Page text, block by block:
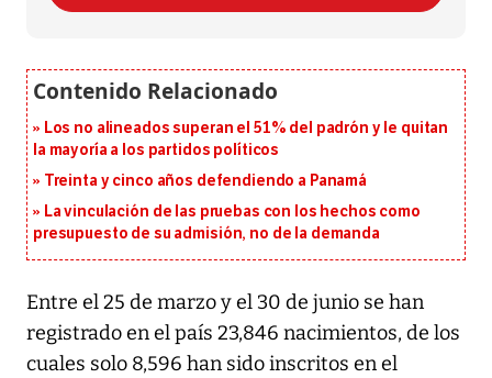
Los no alineados superan el 51% del padrón y le quitan
la mayoría a los partidos políticos
Treinta y cinco años defendiendo a Panamá
La vinculación de las pruebas con los hechos como
presupuesto de su admisión, no de la demanda
Entre el 25 de marzo y el 30 de junio se han
registrado en el país 23,846 nacimientos, de los
cuales solo 8,596 han sido inscritos en el